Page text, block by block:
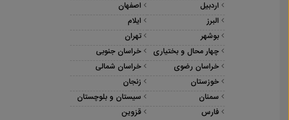
اردبیل
اصفهان
البرز
ایلام
بوشهر
تهران
چهار محال و بختیاری
خراسان جنوبی
خراسان رضوی
خراسان شمالی
خوزستان
زنجان
سمنان
سیستان و بلوچستان
فارس
قزوین